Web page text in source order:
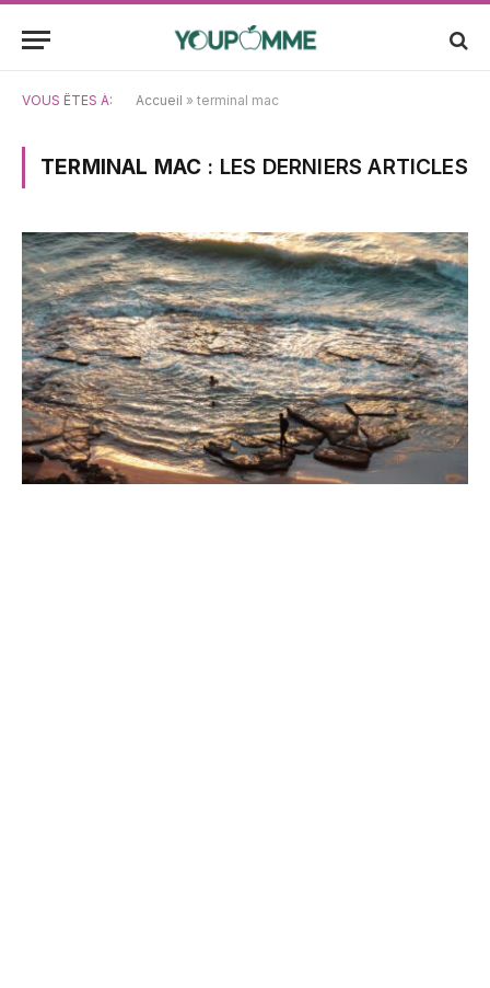
VOUS ÊTES À: Accueil » terminal mac
TERMINAL MAC : LES DERNIERS ARTICLES